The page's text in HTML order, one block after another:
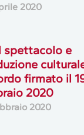
2020
spettacolo e
firmato il
2020
2020